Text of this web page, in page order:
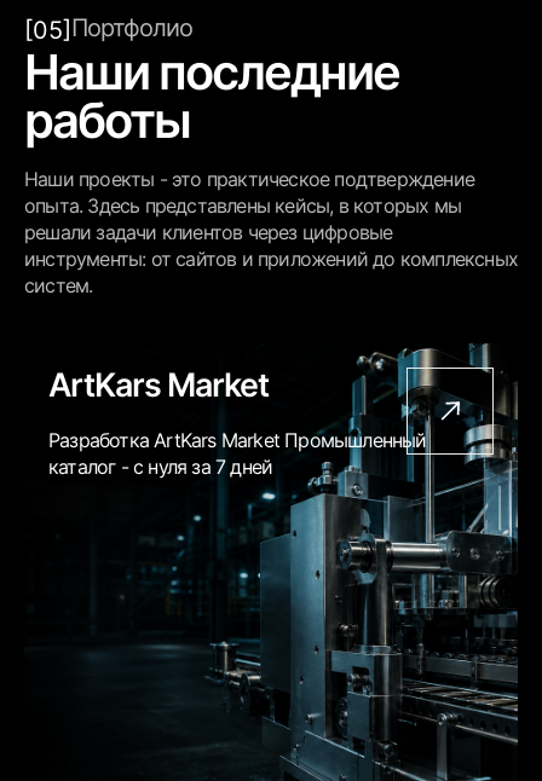
[05]Портфолио
Наши последние
работы
Наши проекты - это практическое подтверждение
опыта. Здесь представлены кейсы, в которых мы
решали задачи клиентов через цифровые
инструменты: от сайтов и приложений до комплексных
систем.
ArtKars Market
Разработка ArtKars Market Промышленный
каталог - с нуля за 7 дней